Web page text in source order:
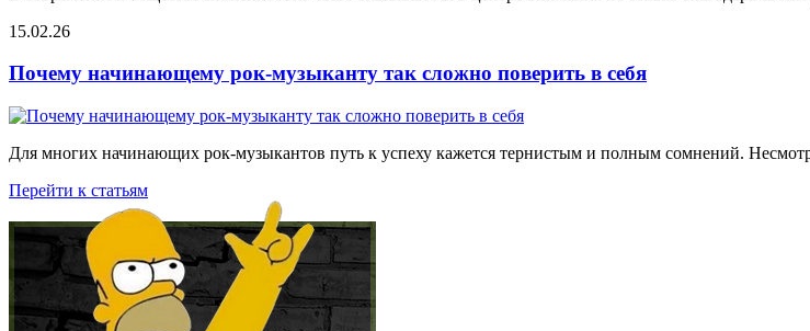
15.02.26
Почему начинающему рок-музыканту так сложно поверить в себя
Для многих начинающих рок-музыкантов путь к успеху кажется тернистым и полным сомнений.
Перейти к статьям